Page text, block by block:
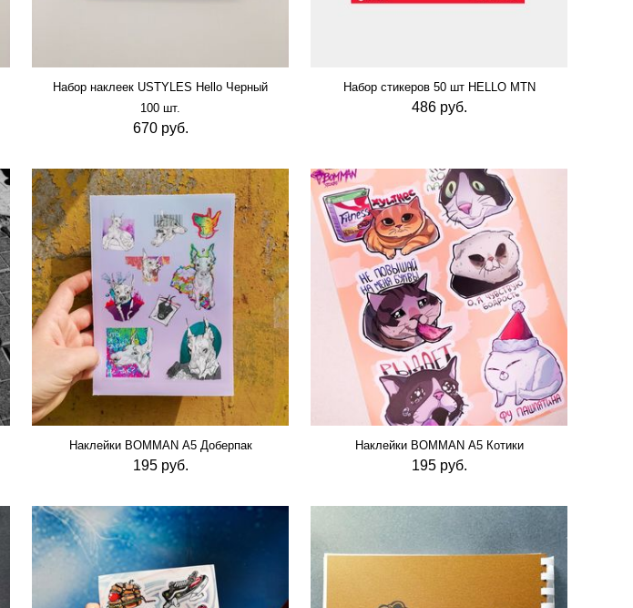
Набор наклеек USTYLES Hello Черный
100 шт.
670 руб.
Набор стикеров 50 шт HELLO MTN
486 руб.
Наклейки BOMMAN А5 Доберпак
195 руб.
Наклейки BOMMAN А5 Котики
195 руб.